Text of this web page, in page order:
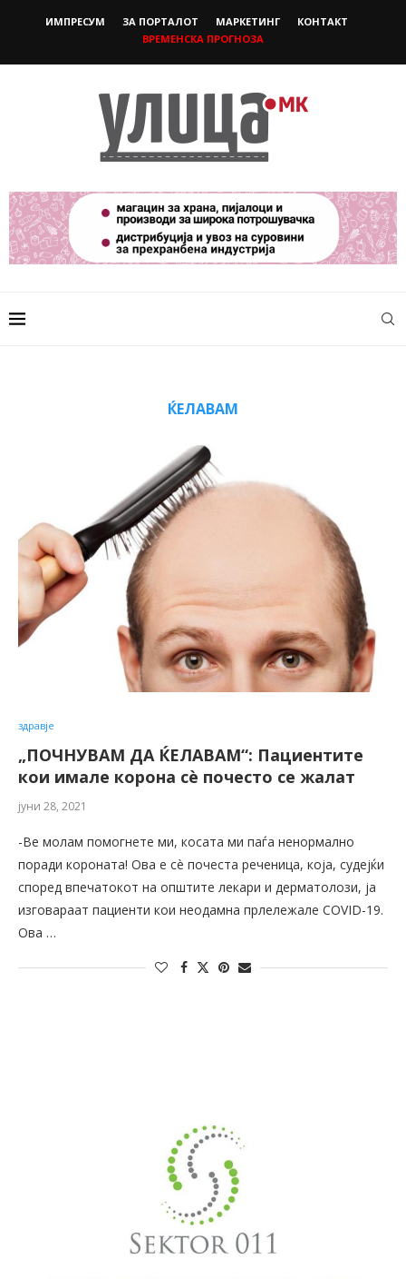
ИМПРЕСУМ ЗА ПОРТАЛОТ МАРКЕТИНГ
КОНТАКТ
ВРЕМЕНСКА ПРОГНОЗА
ЌЕЛАВАМ
здравје
„ПОЧНУВАМ ДА ЌЕЛАВАМ“: Пациентите
кои имале корона сè почесто се жалат
јуни 28, 2021
-Ве молам помогнете ми, косата ми паѓа ненормално
поради короната! Ова е сè почеста реченица, која, судејќи
според впечатокот на општите лекари и дерматолози, ја
изговараат пациенти кои неодамна прлележале COVID-19.
Ова …